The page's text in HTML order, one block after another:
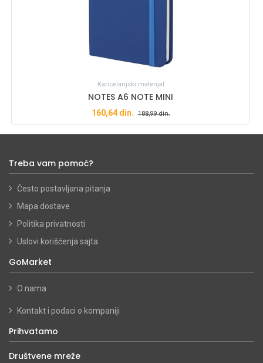
Kancelarijski materijal
NOTES A6 NOTE MINI
160,64din. 188,99din.
Treba vam pomoć?
Često postavljana pitanja
Mapa dostave
Politika privatnosti
Uslovi korišćenja sajta
GoMarket
O nama
Kontakt i podaci o kompaniji
Prihvatamo
Društvene mreže